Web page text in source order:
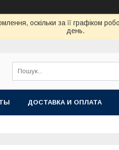
оскільки за її графіком
день.
ДОСТАВКА И ОПЛАТА